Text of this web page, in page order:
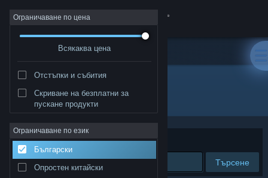
Вписване
Относно
Поддръжка
Ограничаване по цена
Всякаква цена
Отстъпки и събития
Скриване на безплатни за
пускане продукти
Ограничаване по език
Български
Опростен китайски
Издател: Notus Games Ltd
Сортиране по Съответстване
Търсене